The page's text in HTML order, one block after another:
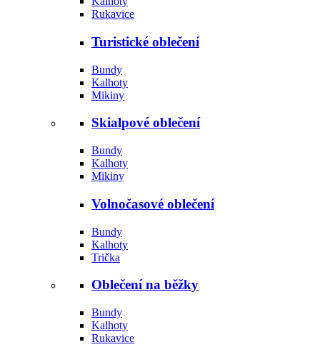
Rukavice
Turistické oblečení
Bundy
Kalhoty
Mikiny
Skialpové oblečení
Bundy
Kalhoty
Mikiny
Volnočasové oblečení
Bundy
Kalhoty
Trička
Oblečení na běžky
Bundy
Kalhoty
Rukavice